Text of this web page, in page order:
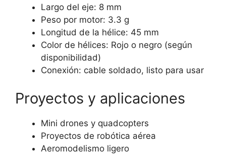
Largo del eje: 8 mm
Peso por motor: 3.3 g
Longitud de la hélice: 45 mm
Color de hélices: Rojo o negro (según
disponibilidad)
Conexión: cable soldado, listo para usar
Proyectos y aplicaciones
Mini drones y quadcopters
Proyectos de robótica aérea
Aeromodelismo ligero